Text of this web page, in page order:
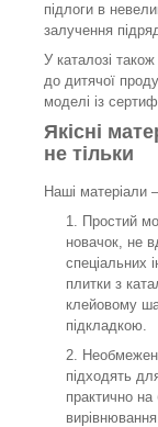
підлоги в
залучення
У каталозі
до дитячої
моделі із
Якісні
не тільки
Наші матеріали
Простий
новачок, не
спеціальних
плитки з
клейовому
підкладкою.
підходять
практично